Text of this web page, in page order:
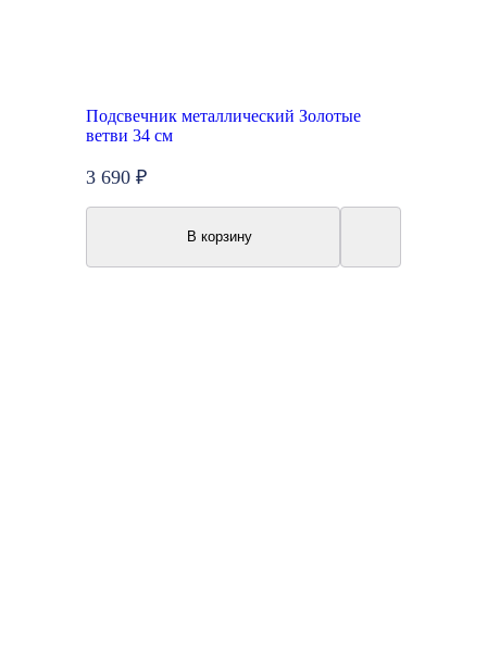
Подсвечник металлический Золотые
ветви 34 см
3 690 ₽
В корзину